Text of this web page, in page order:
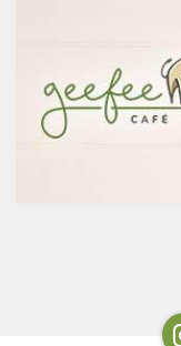
で、蒸留酒は一般的に
50度、最大で90度台の
ルとなります。以下が
の醸造酒と蒸留酒の分